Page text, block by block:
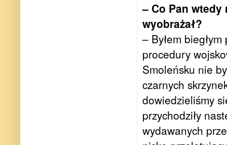
– Co Pan
wyobrażał?
– Byłem
procedury
Smoleńsku nie
czarnych
dowiedzieliśmy
przychodziły
wydawanych